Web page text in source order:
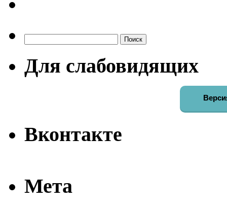
Для слабовидящих
Вконтакте
Мета